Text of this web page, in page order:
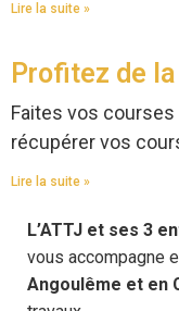
Lire la suite »
Profitez de
Faites vos
récupérer vos
Lire la suite »
L’ATTJ et ses 3
vous accompagne
Angoulême et en